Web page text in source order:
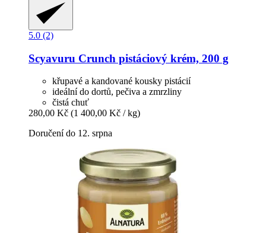
5.0 (2)
Scyavuru Crunch pistáciový krém, 200 g
křupavé a kandované kousky pistácií
ideální do dortů, pečiva a zmrzliny
čistá chuť
280,00 Kč (1 400,00 Kč / kg)
Doručení do 12. srpna